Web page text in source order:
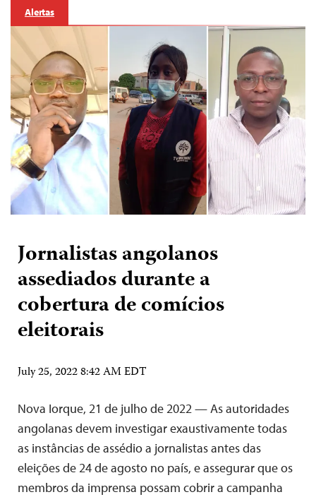
Alertas
Jornalistas angolanos
assediados durante a
cobertura de comícios
eleitorais
July 25, 2022 8:42 AM EDT
Nova Iorque, 21 de julho de 2022 — As autoridades
angolanas devem investigar exaustivamente todas
as instâncias de assédio a jornalistas antes das
eleições de 24 de agosto no país, e assegurar que os
membros da imprensa possam cobrir a campanha